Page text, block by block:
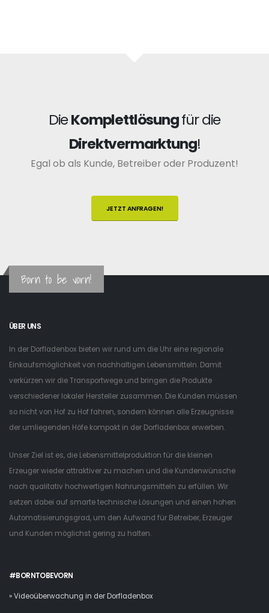
DieKomplettlösungfür die
Direktvermarktung!
Egal ob als Kunde, Betreiber oder Produzent!
JETZT ANFRAGEN!
Born to be vorn!
ÜBER UNS
In der Dorfladenbox bieten wir rund um die Uhr eine regionale
Einkaufsmöglichkeit von nachhaltigen Lebensmitteln. Damit
verkürzen wir die Transportwege und bringen die Produkte
verschiedener lokaler Hersteller zusammen. Die Kunden müssen
so nicht von Hof zu Hof fahren, sondern können alle Erzeugnisse
der umliegenden Höfe kompakt in der Dorfladenbox erwerben.
Unser Ziel ist es, die Lebensmittelproduktion für die kleinen
Erzeuger wieder attraktiver zu machen und die Kundenwünsche
nach qualitativ hochwertigen Nahrungsmitteln zu erfüllen. Wir
setzen dabei auf smarte technische Lösungen und einen hohen
Automatisierungsgrad, um den Aufwand für Betreiber, Erzeuger
und Kunden möglichst gering zu halten.
#BORNTOBEVORN
» Videoüberwachung in der Dorfladenbox